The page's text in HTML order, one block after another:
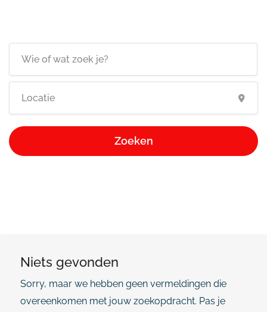
Zoeken
Niets gevonden
Sorry, maar we hebben geen vermeldingen die
overeenkomen met jouw zoekopdracht. Pas je